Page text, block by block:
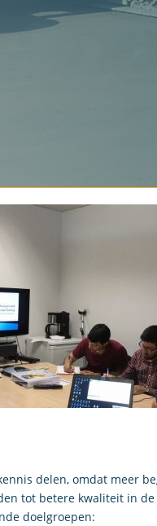
delen, omdat meer
tot betere kwaliteit in
doelgroepen: